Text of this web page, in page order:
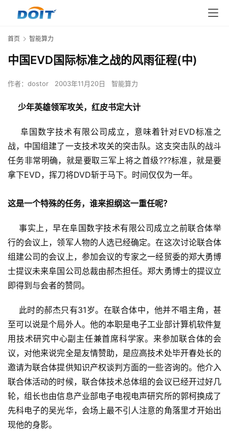
首页 智能算力
中国EVD国际标准之战的风雨征程(中)
作者： dostor 2003年11月20日 智能算力
少年英雄领军攻关，红皮书定大计
阜国数字技术有限公司成立，意味着针对EVD标准之
战，中国组建了一支技术攻关的突击队。这支突击队的战斗
任务非常明确，就是要取三军上将之首级???标准，就是要
拿下EVD，挥刀将DVD斩于马下。时间仅仅为一年。
这是一个特殊的任务，谁来担纲这一重任呢？
事实上，早在阜国数字技术有限公司成立之前联合体举
行的会议上，领军人物的人选已经确定。在这次讨论联合体
组建公司的会议上，参加会议的专家之一经贸委的郑大勇博
士提议未来阜国公司总裁由郝杰担任。郑大勇博士的提议立
即得到与会者的赞同。
此时的郝杰只有31岁。在联合体中，他并不唱主角，甚
至可以说是个局外人。他的本职是电子工业部计算机软件复
用技术研究中心副主任兼首席科学家。来参加联合体的会
议，对他来说完全是友情赞助，是应高技术处毕开春处长的
邀请为联合体提供知识产权谈判方面的一些咨询的。他介入
联合体活动的时候，联合体技术总体组的会议已经开过好几
轮，组长也由信息产业部电子电视电声研究所的郭柯换成了
先科电子的吴光华，会场上最不引人注意的角落里才开始出
现他的身影。